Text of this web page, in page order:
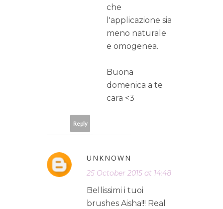
che
l'applicazione sia
meno naturale
e omogenea.
Buona
domenica a te
cara <3
Reply
UNKNOWN
25 October 2015 at 14:48
Bellissimi i tuoi
brushes Aisha!!! Real